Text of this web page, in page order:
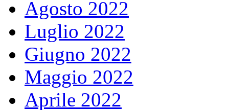
Agosto 2022
Luglio 2022
Giugno 2022
Maggio 2022
Aprile 2022